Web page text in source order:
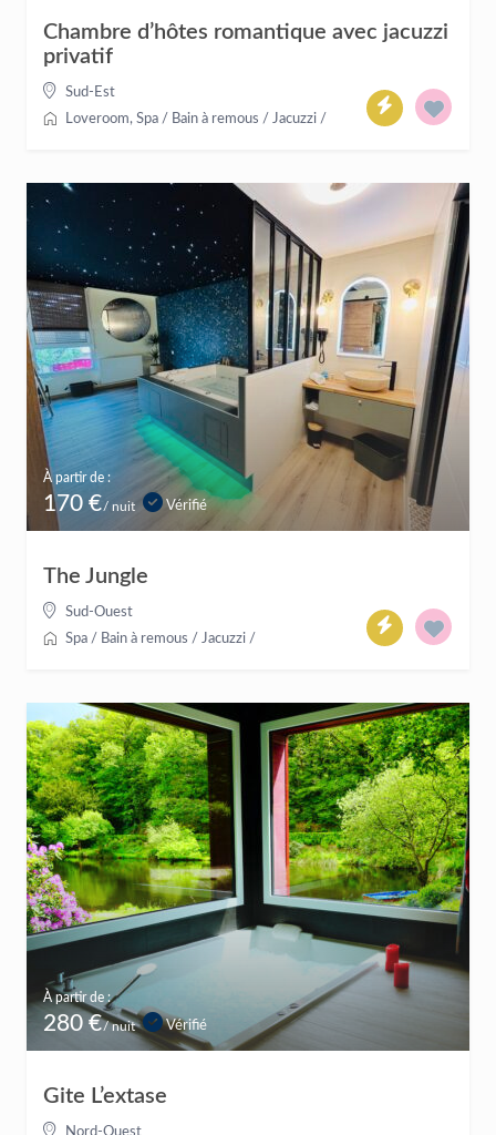
Chambre d’hôtes romantique avec jacuzzi
privatif
Sud-Est
Loveroom, Spa / Bain à remous / Jacuzzi /
À partir de :
170 €/ nuit Vérifié
The Jungle
Sud-Ouest
Spa / Bain à remous / Jacuzzi /
À partir de :
280 €/ nuit Vérifié
Gite L’extase